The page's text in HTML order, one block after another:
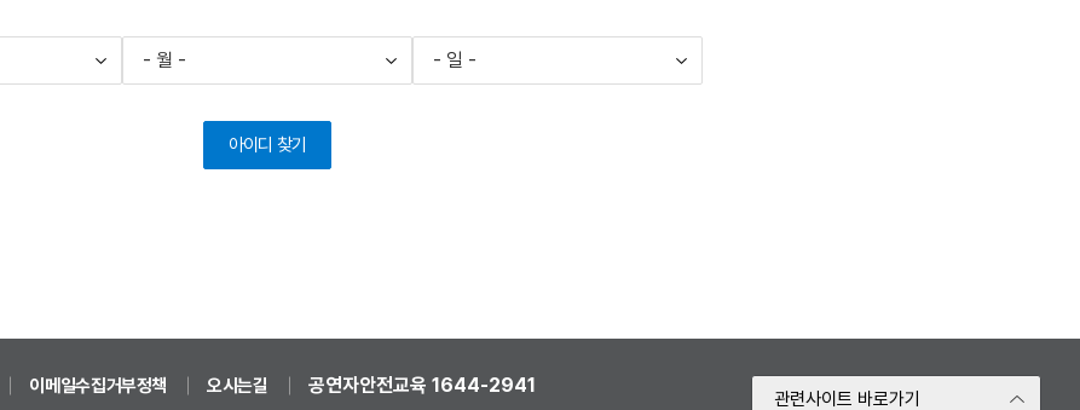
아이디 찾기
이메일수집거부정책 오시는길 공연자안전교육 1644-2941